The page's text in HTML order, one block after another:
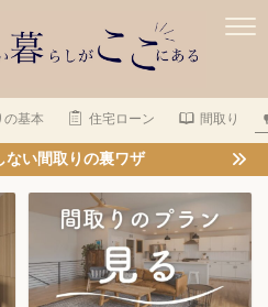
の基本 住宅ローン 間取り
ない間取りの裏ワザ